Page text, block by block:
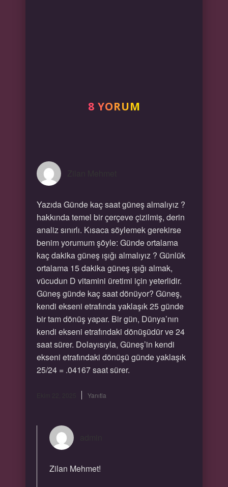
8 YORUM
Yazıda Günde kaç saat güneş almalıyız ?
hakkında temel bir çerçeve çizilmiş, derin
analiz sınırlı. Kısaca söylemek gerekirse
benim yorumum şöyle: Günde ortalama
kaç dakika güneş ışığı almalıyız ? Günlük
ortalama 15 dakika güneş ışığı almak,
vücudun D vitamini üretimi için yeterlidir.
Güneş günde kaç saat dönüyor? Güneş,
kendi ekseni etrafında yaklaşık 25 günde
bir tam dönüş yapar. Bir gün, Dünya’nın
kendi ekseni etrafındaki dönüşüdür ve 24
saat sürer. Dolayısıyla, Güneş’in kendi
ekseni etrafındaki dönüşü günde yaklaşık
25/24 = .04167 saat sürer.
Yanıtla
Zilan Mehmet!